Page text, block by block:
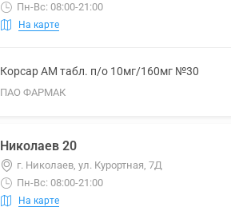
Пн-Вс: 08:00-21:00
На карте
Корсар АМ табл. п/о 10мг/160мг №30
ПАО ФАРМАК
Николаев 20
г. Николаев, ул. Курортная, 7Д
Пн-Вс: 08:00-21:00
На карте